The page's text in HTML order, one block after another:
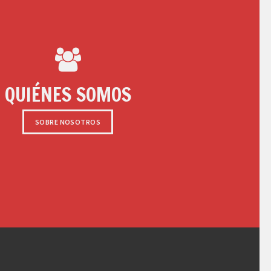
QUIÉNES SOMOS
SOBRE NOSOTROS